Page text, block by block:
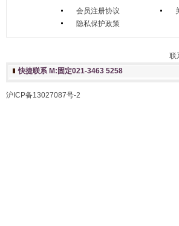
会员注册协议
隐私保护政策
联
快捷联系 M:固定021-3463 5258
沪ICP备13027087号-2